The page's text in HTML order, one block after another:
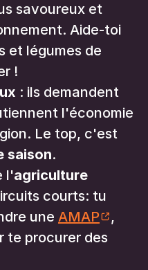
savoureux et
Aide-toi
et légumes de
!
: ils demandent
l'économie
Le top, c'est
saison.
l'agriculture
courts: tu
une AMAP
,
te procurer des